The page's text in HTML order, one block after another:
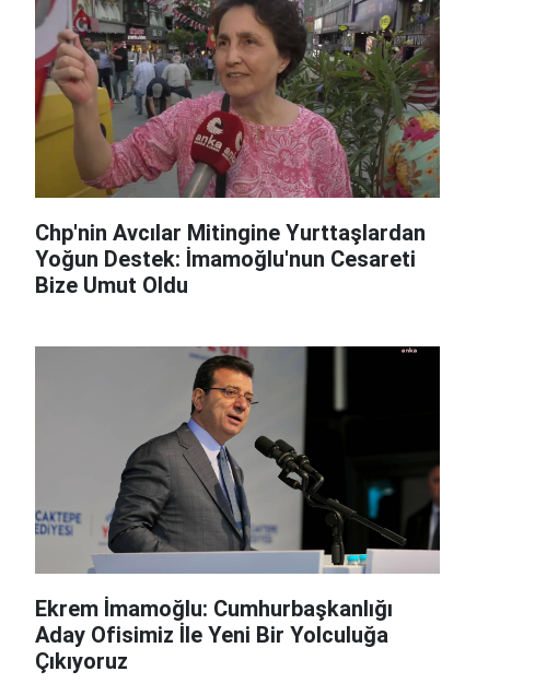
Chp'nin Avcılar Mitingine Yurttaşlardan
Yoğun Destek: İmamoğlu'nun Cesareti
Bize Umut Oldu
Ekrem İmamoğlu: Cumhurbaşkanlığı
Aday Ofisimiz İle Yeni Bir Yolculuğa
Çıkıyoruz